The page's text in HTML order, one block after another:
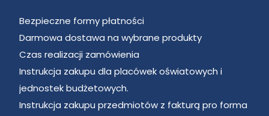
Bezpieczne formy płatności
Darmowa dostawa na wybrane produkty
Czas realizacji zamówienia
Instrukcja zakupu dla placówek oświatowych i
jednostek budżetowych.
Instrukcja zakupu przedmiotów z fakturą pro forma